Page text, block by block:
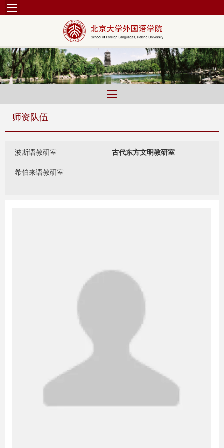
师资队伍
波斯语教研室 古代东方文明教研室
希伯来语教研室